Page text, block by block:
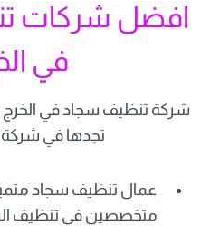
افضل شركات
في
شركة تنظيف سجاد في الخرج
تجدها في
عمال تنظيف سجاد
متخصصين في تنظيف